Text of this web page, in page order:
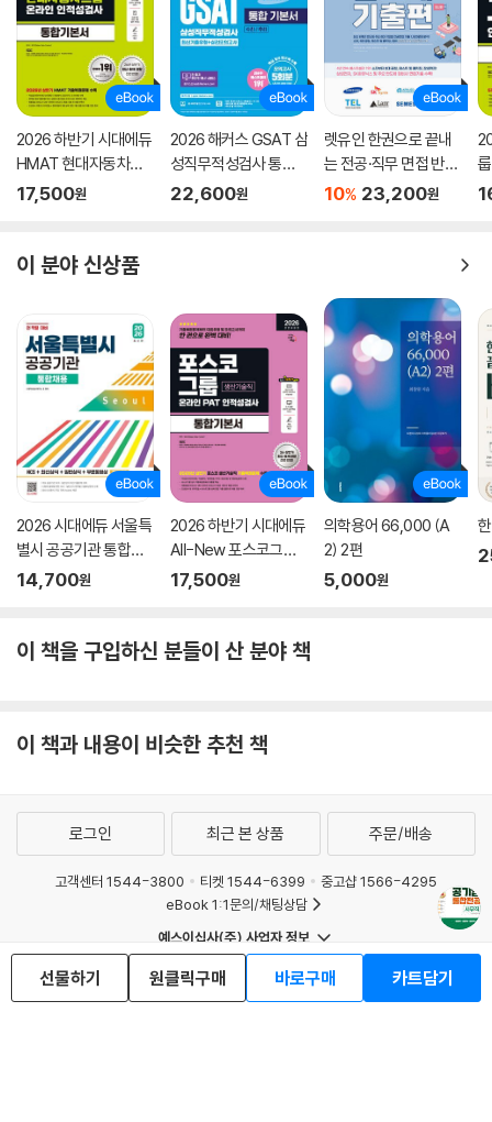
2026 하반기 시대에듀
HMAT 현대자동차그
룹 인적성검사 통합기
17,500원
2026 해커스 GSAT 삼
성직무적성검사 통합
기본서 최신기출유형
22,600원
렛유인 한권으로 끝내
는 전공·직무 면접 반도
체 기출편 최신판
10% 23,200원
이 분야 신상품
2026 시대에듀 서울특
별시 공공기관 통합채
용 NCS+최신상식+일
14,700원
2026 하반기 시대에듀
All-New 포스코그룹
온라인 PAT 생산기술
17,500원
의학용어 66,000 (A
2) 2편
5,000원
이 책을 구입하신 분들이 산 분야 책
이 책과 내용이 비슷한 추천 책
선물하기 원클릭구매 바로구매 카트담기
로그인 최근 본 상품 주문/배송
고객센터 1544-3800 티켓 1544-6399
중고샵 1566-4295
eBook 1:1문의/채팅상담
예스이십사(주) 사업자 정보
이용약관
개인정보처리방침
청소년보호정책
PC버전
회사소개
거래처관계자께